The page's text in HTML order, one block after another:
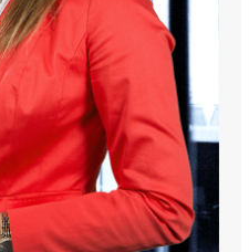
podłogi oraz kompletne
zamieszkanie od